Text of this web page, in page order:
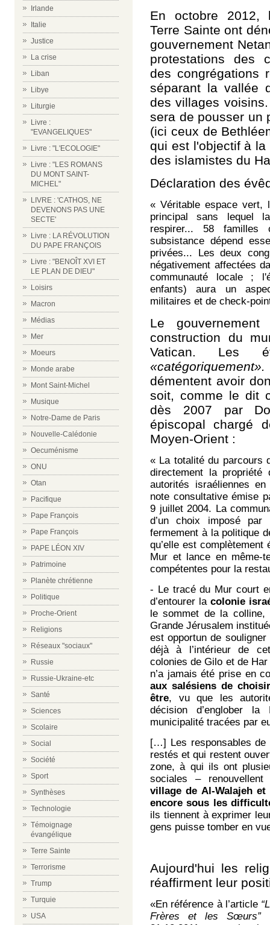
Irlande
Italie
Justice
La crise
Liban
Libye
Liturgie
Livre :
"EVANGELIQUES"
Livre : "L'ECOLOGIE"
Livre : "LES ROMANS
DU MONT SAINT-
MICHEL"
LIVRE : 'CATHOS, NE
DEVENONS PAS UNE
SECTE'
Livre : LA RÉVOLUTION
DU PAPE FRANÇOIS
Livre : "BENOÎT XVI ET
LE PLAN DE DIEU"
Loisirs
Macron
Médias
Mer
Moeurs
Monde arabe
Mont Saint-Michel
Musique
Notre-Dame de Paris
Nouvelle-Calédonie
Oecuménisme
ONU
Otan
Pacifique
Pape François
Pape François
PAPE LÉON XIV
Patrimoine
Planète chrétienne
Politique
Proche-Orient
Religions
Réseaux "sociaux"
Russie
Russie-Ukraine-etc
Santé
Sciences
Scolaire
Social
Société
Sport
Synthèses
Technologie
Témoignage
évangélique
Terre Sainte
Terrorisme
Trump
Turquie
USA
En octobre 2012,
Terre Sainte ont
gouvernement
protestations des
des congrégations
séparant la vallée
des villages
sera de pousser un
(ici ceux de
qui est l'objectif à
des islamistes du
Déclaration des
« Véritable espace vert,
principal sans lequel
respirer... 58 familles
subsistance dépend
privées... Les deux
négativement affectées
communauté locale ;
enfants) aura un
militaires et de check-
Le
construction du
Vatican. Les
«catégoriquement».
démentent avoir
soit, comme le dit
dès 2007 par
épiscopal chargé
Moyen-Orient :
« La totalité du parcours
directement la
autorités israéliennes
note consultative émise
9 juillet 2004. La
d’un choix imposé
fermement à la politique
qu’elle est complètement
Mur et lance en même-
compétentes pour la
- Le tracé du Mur court
d’entourer la colonie
le sommet de la
Grande Jérusalem
est opportun de
déjà à l’intérieur de
colonies de Gilo et de Har
n’a jamais été prise en
aux salésiens de
être, vu que les
décision d’englober
municipalité tracées par
[…] Les responsables de
restés et qui restent
zone, à qui ils ont
sociales –
village de Al-Walajeh
encore sous les
ils tiennent à exprimer
gens puisse tomber en
Aujourd'hui les
réaffirment leur
«En référence à l’article
Frères et les Sœurs”